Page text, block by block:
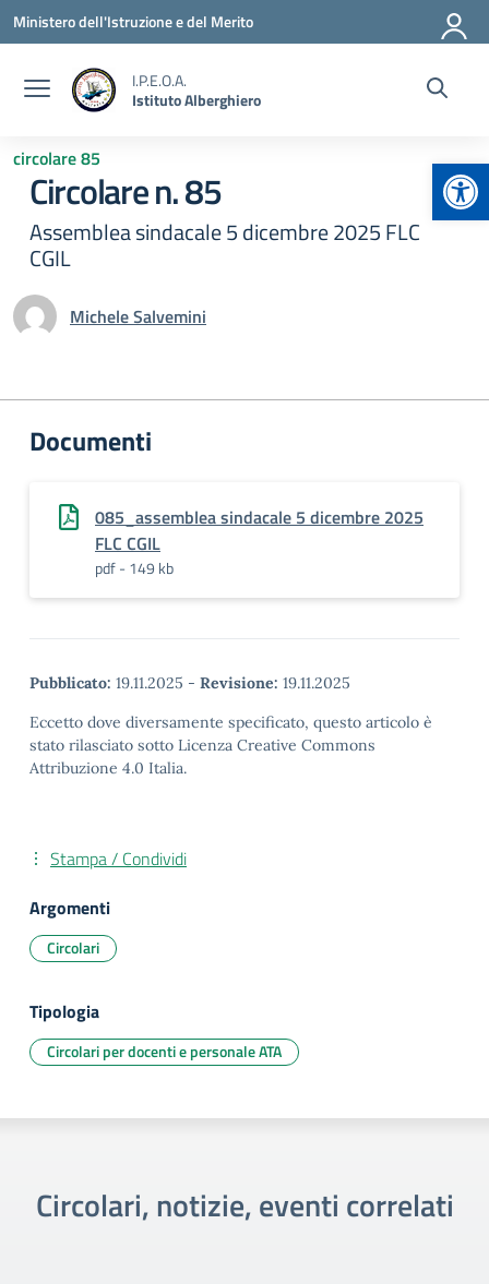
Vai ai contenuti
Vai al menu di navigazione
Vai al footer
Ministero dell'Istruzione e del Merito
I.P.E.O.A.
Istituto Alberghiero
circolare 85
Circolare n. 85
Assemblea sindacale 5 dicembre 2025 FLC
CGIL
Michele Salvemini
Documenti
085_assemblea sindacale 5 dicembre 2025
FLC CGIL
pdf - 149 kb
Pubblicato: 19.11.2025 - Revisione: 19.11.2025
Eccetto dove diversamente specificato, questo articolo è
stato rilasciato sotto Licenza Creative Commons
Attribuzione 4.0 Italia.
Stampa / Condividi
Argomenti
Circolari
Tipologia
Circolari per docenti e personale ATA
Circolari, notizie, eventi correlati